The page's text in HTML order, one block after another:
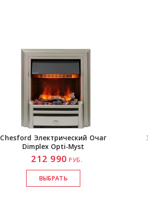
Chesford Электрический Очаг
Dimplex Opti-Myst
212 990 РУБ.